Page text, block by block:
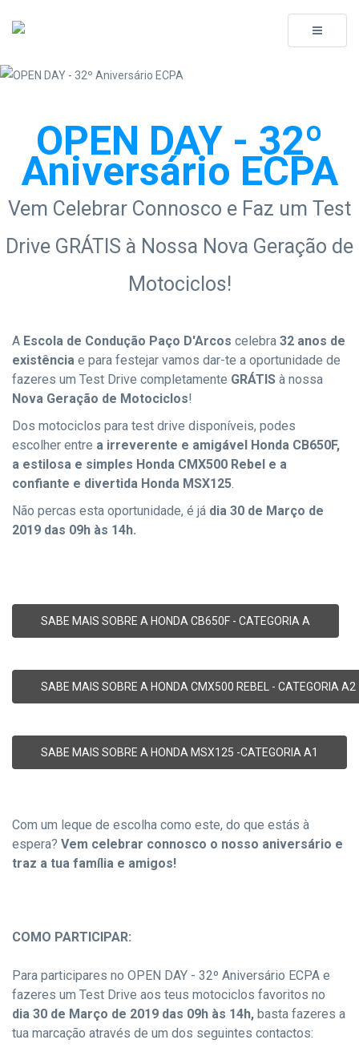
Toggle
OPEN DAY - 32º
Aniversário ECPA
Vem Celebrar Connosco e Faz um Test
Drive GRÁTIS à Nossa Nova Geração de
Motociclos!
A Escola de Condução Paço D'Arcos celebra 32 anos de
existência e para festejar vamos dar-te a oportunidade de
fazeres um Test Drive completamente GRÁTIS à nossa
Nova Geração de Motociclos!
Dos motociclos para test drive disponíveis, podes
escolher entre a irreverente e amigável Honda CB650F,
a estilosa e simples Honda CMX500 Rebel e a
confiante e divertida Honda MSX125.
Não percas esta oportunidade, é já dia 30 de Março de
2019 das 09h às 14h.
SABE MAIS SOBRE A HONDA CB650F - CATEGORIA A
SABE MAIS SOBRE A HONDA CMX500 REBEL - CATEGORIA A2
SABE MAIS SOBRE A HONDA MSX125 -CATEGORIA A1
Com um leque de escolha como este, do que estás à
espera? Vem celebrar connosco o nosso aniversário e
traz a tua família e amigos!
COMO PARTICIPAR:
Para participares no OPEN DAY - 32º Aniversário ECPA e
fazeres um Test Drive aos teus motociclos favoritos no
dia 30 de Março de 2019 das 09h às 14h, basta fazeres a
tua marcação através de um dos seguintes contactos: